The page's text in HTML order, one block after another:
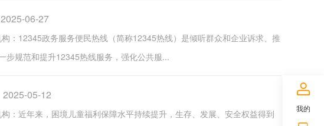
2025-06-27
：12345政务服务便民热线（简称12345热线）是倾听群众和企业诉求、推
步规范和提升12345热线服务，强化公共服...
2025-05-12
：近年来，困境儿童福利保障水平持续提升，生存、发展、安全权益得到
我的